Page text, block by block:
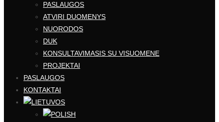
PASLAUGOS
ATVIRI DUOMENYS
NUORODOS
DUK
KONSULTAVIMASIS SU VISUOMENE
PROJEKTAI
PASLAUGOS
KONTAKTAI